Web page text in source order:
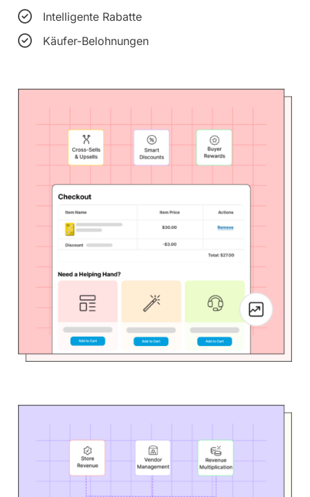
Intelligente Rabatte
Käufer-Belohnungen